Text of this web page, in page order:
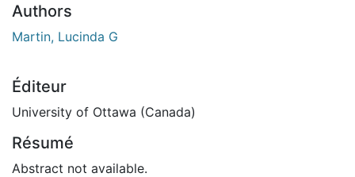
Authors
Martin, Lucinda G
Éditeur
University of Ottawa (Canada)
Résumé
Abstract not available.